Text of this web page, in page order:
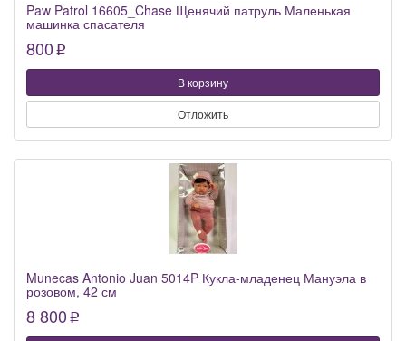
Paw Patrol 16605_Chase Щенячий патруль Маленькая
машинка спасателя
800 p
В корзину
Отложить
Munecas Antonio Juan 5014P Кукла-младенец Мануэла в
розовом, 42 см
8 800 p